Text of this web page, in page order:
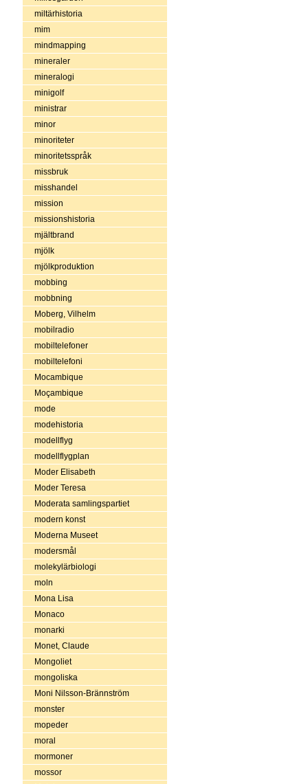
miltärhistoria
mim
mindmapping
mineraler
mineralogi
minigolf
ministrar
minor
minoriteter
minoritetsspråk
missbruk
misshandel
mission
missionshistoria
mjältbrand
mjölk
mjölkproduktion
mobbing
mobbning
Moberg, Vilhelm
mobilradio
mobiltelefoner
mobiltelefoni
Mocambique
Moçambique
mode
modehistoria
modellflyg
modellflygplan
Moder Elisabeth
Moder Teresa
Moderata samlingspartiet
modern konst
Moderna Museet
modersmål
molekylärbiologi
moln
Mona Lisa
Monaco
monarki
Monet, Claude
Mongoliet
mongoliska
Moni Nilsson-Brännström
monster
mopeder
moral
mormoner
mossor